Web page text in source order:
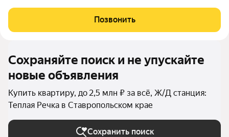
ней ни кто не живет. Требуется ремонт.
Позвонить
Сохраняйте поиск и не упускайте
новые объявления
Купить квартиру, до 2,5 млн ₽ за всё, Ж/Д станция:
Теплая Речка в Ставропольском крае
Сохранить поиск